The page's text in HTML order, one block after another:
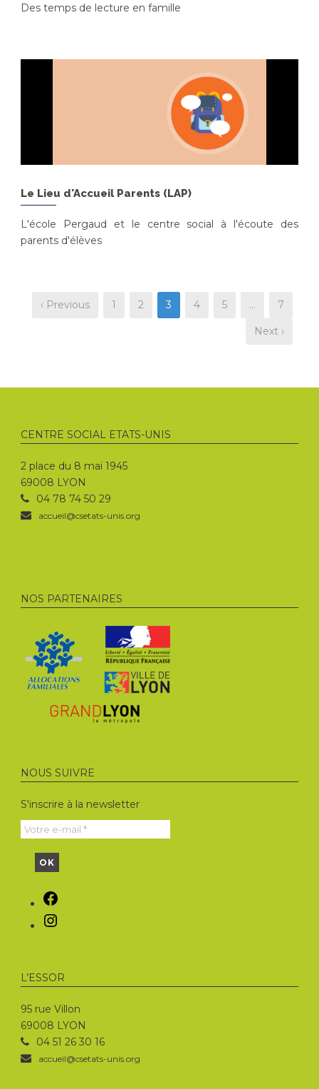
Des temps de lecture en famille
Le Lieu d'Accueil Parents (LAP)
L'école Pergaud et le centre social à l'écoute des
parents d'élèves
‹ Previous 1 2 3 4 5 … 7
Next ›
CENTRE SOCIAL ETATS-UNIS
2 place du 8 mai 1945
69008 LYON
04 78 74 50 29
accueil@csetats-unis.org
NOS PARTENAIRES
NOUS SUIVRE
S'inscrire à la newsletter
L’ESSOR
95 rue Villon
69008 LYON
04 51 26 30 16
accueil@csetats-unis.org